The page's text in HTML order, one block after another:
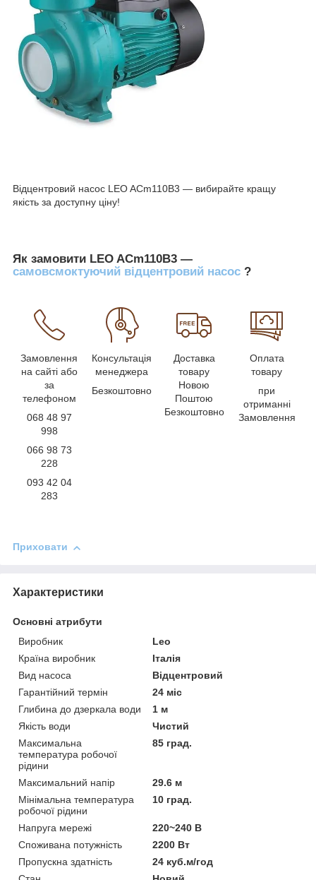
Відцентровий насос LEO ACm110B3 — вибирайте кращу
якість за доступну ціну!
Як замовити LEO ACm110B3 —
самовсмоктуючий відцентровий насос ?
Замовлення
на сайті або
за
телефоном
068 48 97
998
066 98 73
228
093 42 04
283
Консультація
менеджера
Безкоштовно
Доставка
товару
Новою
Поштою
Безкоштовно
Оплата
товару
при
отриманні
Замовлення
Приховати
Характеристики
Основні атрибути
Виробник
Leo
Країна виробник
Італія
Вид насоса
Відцентровий
Гарантійний термін
24 міс
Глибина до дзеркала води
1 м
Якість води
Чистий
Максимальна
температура робочої
рідини
85 град.
Максимальний напір
29.6 м
Мінімальна температура
робочої рідини
10 град.
Напруга мережі
220~240 В
Споживана потужність
2200 Вт
Пропускна здатність
24 куб.м/год